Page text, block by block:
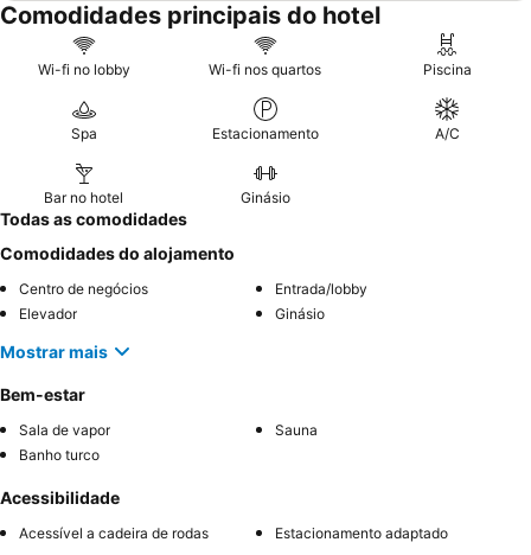
Comodidades principais do hotel
Wi-fi no lobby Wi-fi nos quartos Piscina
Spa Estacionamento A/C
Bar no hotel Ginásio
Todas as comodidades
Comodidades do alojamento
Centro de negócios
Entrada/lobby
Elevador
Ginásio
Mostrar mais
Bem-estar
Sala de vapor
Sauna
Banho turco
Acessibilidade
Acessível a cadeira de rodas Estacionamento adaptado